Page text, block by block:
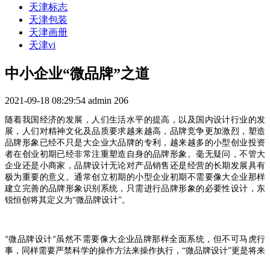
天津标志
天津包装
天津画册
天津vi
中小企业“微品牌”之道
2021-09-18 08:29:54 admin 206
随着我国经济的发展，人们生活水平的提高，以及国内设计行业的发
展，人们对精神文化及品质要求越来越高，品牌竞争更加激烈，塑造
品牌形象已经不只是大企业大品牌的专利，越来越多的小型创业投资
者在创业初期已经非常注重塑造自身的品牌形象。毫无疑问，不管大
企业还是小商家，品牌设计无论对产品销售还是经营的长期发展具有
极为重要的意义。通常创立初期的小型企业初期不需要像大企业那样
建立完善的品牌形象识别系统，只需进行品牌形象的必要性设计，东
锐恒创将其定义为“微品牌设计”。
“微品牌设计”虽然不需要像大企业品牌那样全面系统，但不可马虎行
事，同样需要严禁科学的操作方法来操作执行，“微品牌设计”更是将来